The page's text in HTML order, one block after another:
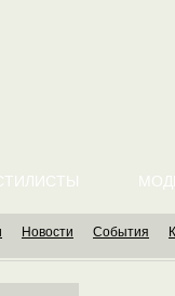
Новости События